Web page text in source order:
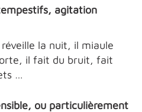
agitation
la nuit, il miaule
il fait du bruit, fait
…
ou particulièrement